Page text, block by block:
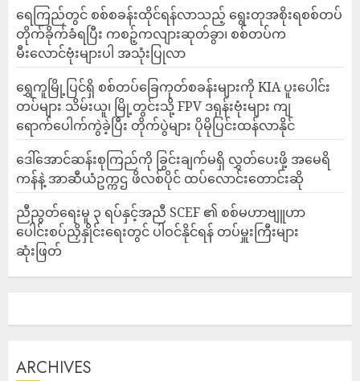
ရေကြည်တွင် စစ်စခန်းထိုင်ရန်လာသည့် ရွေးတုအစိုးရစစ်တပ်
တိုက်ခိုက်ခံရပြီး ကစဉ့်ကလျားဆုတ်ခွာ၊ စစ်တပ်က
မီးလောင်ဗုံးများပါ အသုံးပြုလာ
‎ရွှေကူမြို့ပြင်ရှိ စစ်တပ်ခြေကုတ်စခန်းများကို KIA ပူးပေါင်း
တပ်များ သိမ်းယူ၊ မြို့တွင်းသို့ FPV ဒရုန်းဗုံးများ ကျ
ရောက်ပေါက်ကွဲခဲ့ပြီး တိုက်ပွဲများ ပိုမိုပြင်းထန်လာနိုင်
ဒေါ်အောင်ဆန်းစုကြည်ကို ခြွင်းချက်မရှိ လွှတ်ပေးဖို့ အမေရိ
ကန်နဲ့ အာဆီယံဥက္ကဌ ဖိလစ်ပိုင် ထပ်လောင်းတောင်းဆို
ညီညွတ်ရေးမူ ၃ ရပ်နှင့်အညီ SCEF ၏ စစ်မဟာဗျူဟာ
ပေါင်းစပ်ညှိနှိုင်းရေးတွင် ပါဝင်နိုင်ရန် တပ်မှူးကြီးများ
ဆုံးဖြတ်
ARCHIVES